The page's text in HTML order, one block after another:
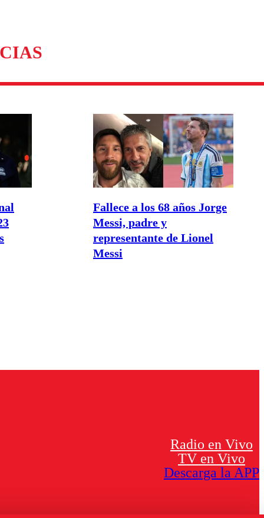
Fallece a los 68 años Jorge
Messi, padre y
representante de Lionel
Messi
Radio en Vivo
TV en Vivo
Descarga la APP